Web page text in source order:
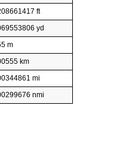
ft
yd
m
km
mi
nmi